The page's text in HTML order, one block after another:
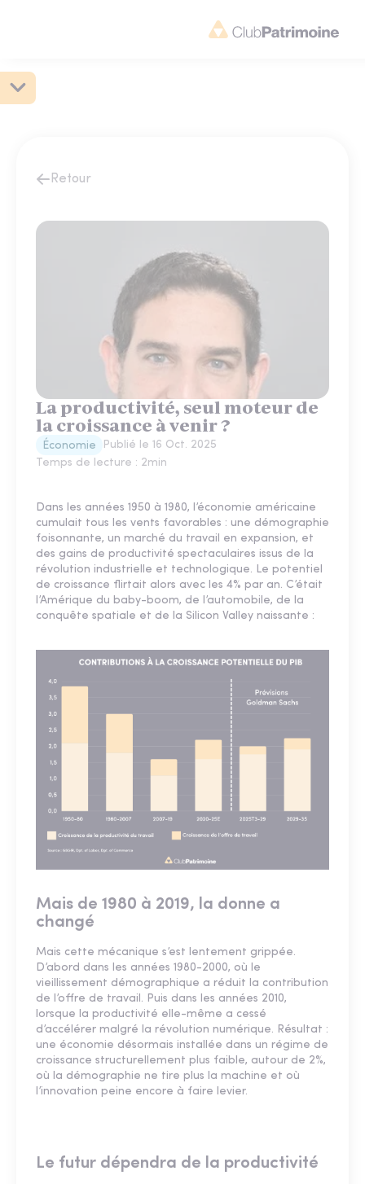
Retour
La productivité, seul moteur de
la croissance à venir ?
Économie Publié le 16 Oct. 2025
Temps de lecture : 2min
Dans les années 1950 à 1980, l’économie américaine
cumulait tous les vents favorables : une démographie
foisonnante, un marché du travail en expansion, et
des gains de productivité spectaculaires issus de la
révolution industrielle et technologique. Le potentiel
de croissance flirtait alors avec les 4% par an. C’était
l’Amérique du baby-boom, de l’automobile, de la
conquête spatiale et de la Silicon Valley naissante :
Mais de 1980 à 2019, la donne a
changé
Mais cette mécanique s’est lentement grippée.
D’abord dans les années 1980-2000, où le
vieillissement démographique a réduit la contribution
de l’offre de travail. Puis dans les années 2010,
lorsque la productivité elle-même a cessé
d’accélérer malgré la révolution numérique. Résultat :
une économie désormais installée dans un régime de
croissance structurellement plus faible, autour de 2%,
où la démographie ne tire plus la machine et où
l’innovation peine encore à faire levier.
Le futur dépendra de la productivité